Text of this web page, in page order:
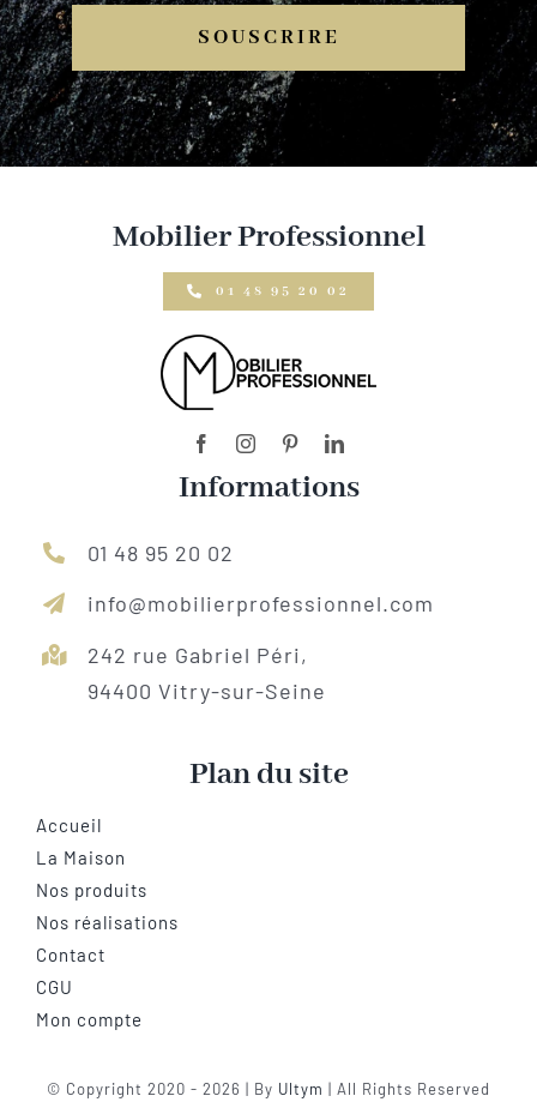
SOUSCRIRE
Mobilier Professionnel
01 48 95 20 02
Informations
01 48 95 20 02
info@mobilierprofessionnel.com
242 rue Gabriel Péri,
94400 Vitry-sur-Seine
Plan du site
Accueil
La Maison
Nos produits
Nos réalisations
Contact
CGU
Mon compte
© Copyright 2020 - 2026 | By Ultym | All Rights Reserved